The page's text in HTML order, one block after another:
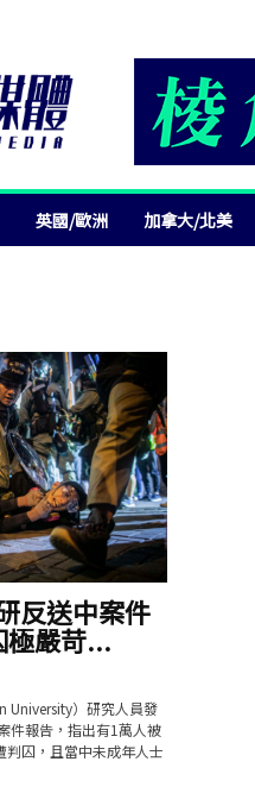
英國/歐洲 加拿大/北美
反送中案件
極嚴苛...
University）研究人員發
件報告，指出有1萬人被
囚，且當中未成年人士